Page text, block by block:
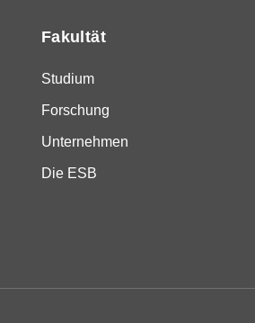
Fakultät
Studium
Forschung
Unternehmen
Die ESB